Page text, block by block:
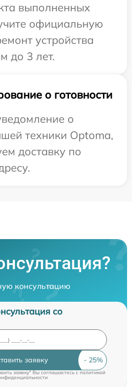
выполненных
официальную
устройства
до 3 лет.
о готовности
о
техники Optoma,
доставку по
консультацию
со
заявку
заявку" Вы соглашаетесь cполитикой